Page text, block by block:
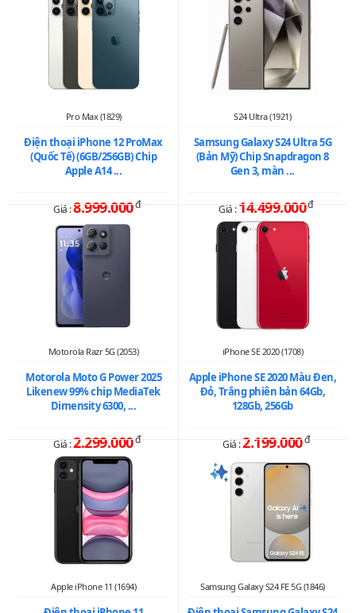
Pro Max (1829)
Điện thoại iPhone 12 ProMax
(Quốc Tế) (6GB/256GB) Chip
Apple A14 ...
Giá :8.999.000đ
S24 Ultra (1921)
Samsung Galaxy S24 Ultra 5G
(Bản Mỹ) Chip Snapdragon 8
Gen 3, màn ...
Giá :14.499.000đ
Motorola Razr 5G (2053)
Motorola Moto G Power 2025
Likenew 99% chip MediaTek
Dimensity 6300, ...
Giá :2.299.000đ
iPhone SE 2020 (1708)
Apple iPhone SE 2020 Màu Đen,
Đỏ, Trắng phiên bản 64Gb,
128Gb, 256Gb
Giá :2.199.000đ
Apple iPhone 11 (1694) Samsung Galaxy S24 FE 5G (1846)